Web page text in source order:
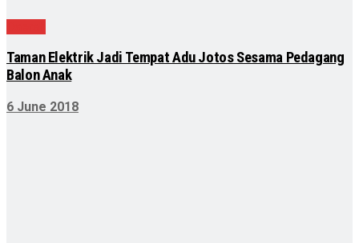
Taman Elektrik Jadi Tempat Adu Jotos Sesama Pedagang
Balon Anak
6 June 2018